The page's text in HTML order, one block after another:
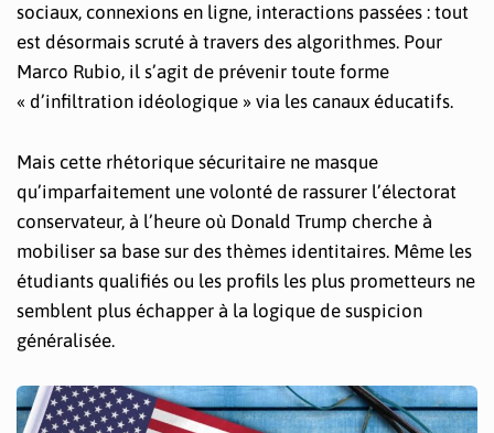
sociaux, connexions en ligne, interactions passées : tout
est désormais scruté à travers des algorithmes. Pour
Marco Rubio, il s’agit de prévenir toute forme
« d’infiltration idéologique » via les canaux éducatifs.
Mais cette rhétorique sécuritaire ne masque
qu’imparfaitement une volonté de rassurer l’électorat
conservateur, à l’heure où Donald Trump cherche à
mobiliser sa base sur des thèmes identitaires. Même les
étudiants qualifiés ou les profils les plus prometteurs ne
semblent plus échapper à la logique de suspicion
généralisée.